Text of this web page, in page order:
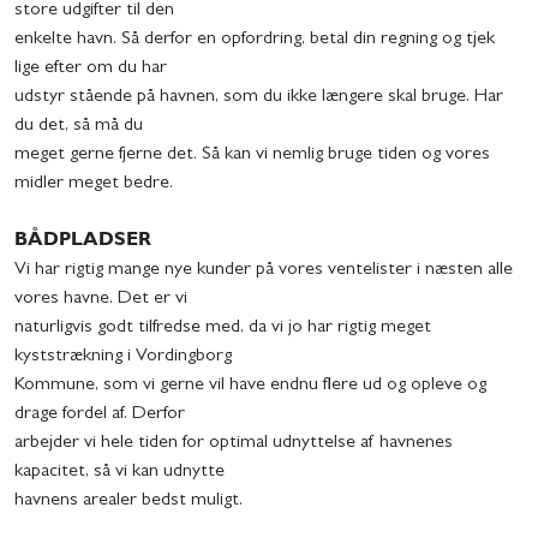
store udgifter til den
enkelte havn. Så derfor en opfordring, betal din regning og tjek
lige efter om du har
udstyr stående på havnen, som du ikke længere skal bruge. Har
du det, så må du
meget gerne fjerne det. Så kan vi nemlig bruge tiden og vores
midler meget bedre.
BÅDPLADSER
Vi har rigtig mange nye kunder på vores ventelister i næsten alle
vores havne. Det er vi
naturligvis godt tilfredse med, da vi jo har rigtig meget
kyststrækning i Vordingborg
Kommune, som vi gerne vil have endnu flere ud og opleve og
drage fordel af. Derfor
arbejder vi hele tiden for optimal udnyttelse af havnenes
kapacitet, så vi kan udnytte
havnens arealer bedst muligt.